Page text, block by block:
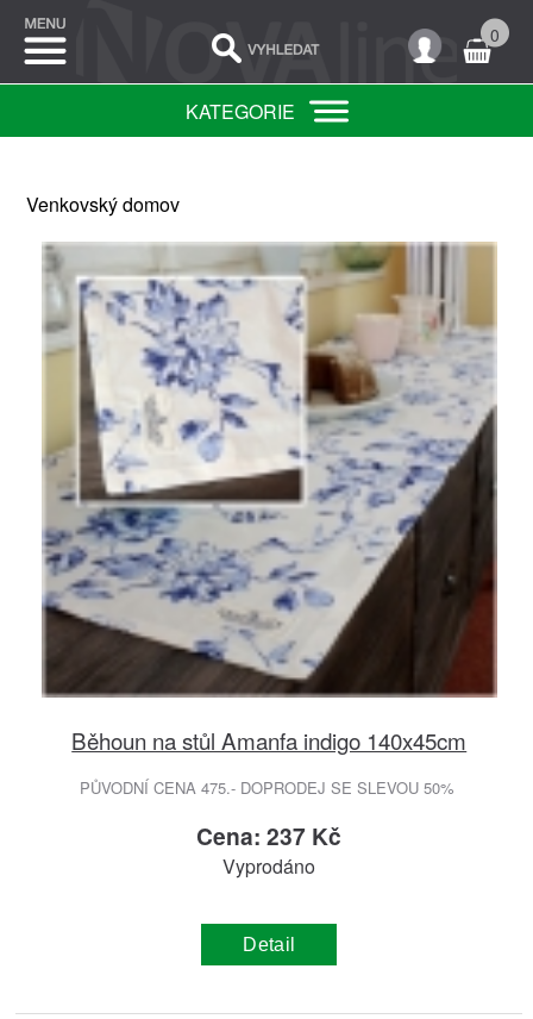
0
KATEGORIE
Venkovský domov
Běhoun na stůl Amanfa indigo 140x45cm
PŮVODNÍ CENA 475.- DOPRODEJ SE SLEVOU 50%
Cena: 237 Kč
Vyprodáno
Detail